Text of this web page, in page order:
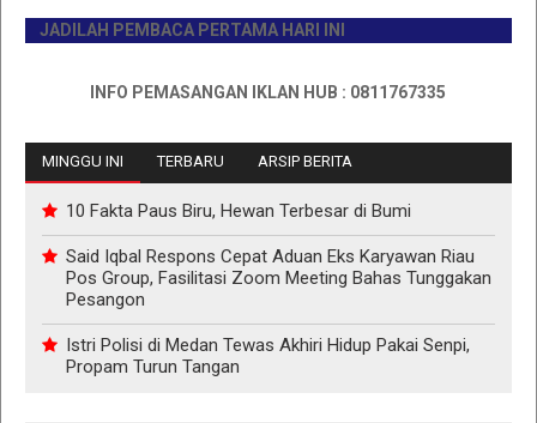
JADILAH PEMBACA PERTAMA HARI INI
INFO PEMASANGAN IKLAN HUB : 0811767335
MINGGU INI TERBARU ARSIP BERITA
10 Fakta Paus Biru, Hewan Terbesar di Bumi
Said Iqbal Respons Cepat Aduan Eks Karyawan Riau
Pos Group, Fasilitasi Zoom Meeting Bahas Tunggakan
Pesangon
Istri Polisi di Medan Tewas Akhiri Hidup Pakai Senpi,
Propam Turun Tangan